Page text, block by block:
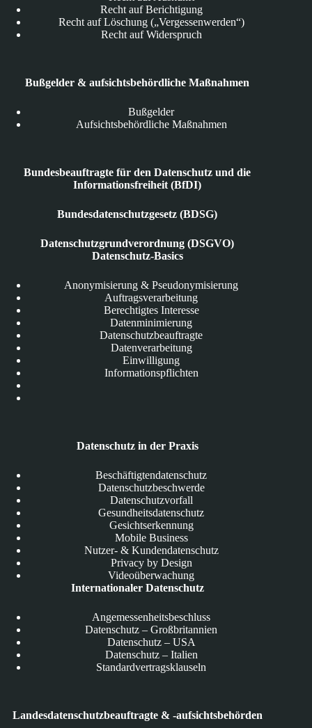
Recht auf Berichtigung
Recht auf Löschung („Vergessenwerden“)
Recht auf Widerspruch
Bußgelder & aufsichtsbehördliche Maßnahmen
Bußgelder
Aufsichtsbehördliche Maßnahmen
Bundesbeauftragte für den Datenschutz und die
Informationsfreiheit (BfDI)
Bundesdatenschutzgesetz (BDSG)
Datenschutzgrundverordnung (DSGVO)
Datenschutz-Basics
Anonymisierung & Pseudonymisierung
Auftragsverarbeitung
Berechtigtes Interesse
Datenminimierung
Datenschutzbeauftragte
Datenverarbeitung
Einwilligung
Informationspflichten
Datenschutz in der Praxis
Beschäftigtendatenschutz
Datenschutzbeschwerde
Datenschutzvorfall
Gesundheitsdatenschutz
Gesichtserkennung
Mobile Business
Nutzer- & Kundendatenschutz
Privacy by Design
Videoüberwachung
Internationaler Datenschutz
Angemessenheitsbeschluss
Datenschutz – Großbritannien
Datenschutz – USA
Datenschutz – Italien
Standardvertragsklauseln
Landesdatenschutzbeauftragte & -aufsichtsbehörden